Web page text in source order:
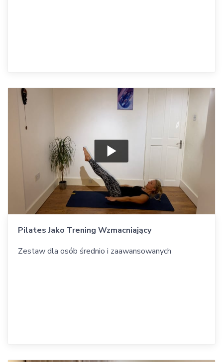
Pilates Jako Trening Wzmacniający
Zestaw dla osób średnio i zaawansowanych